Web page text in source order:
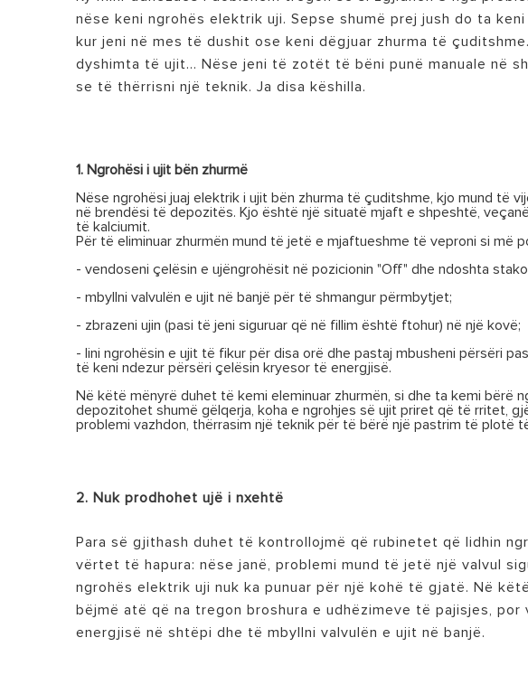
SMART HOME
nëse keni ngrohës elektrik uji. Sepse shumë prej jush do ta
kur jeni në mes të dushit ose keni dëgjuar zhurma të
dyshimta të ujit… Nëse jeni të zotët të bëni punë manuale në
se të thërrisni një teknik. Ja disa këshilla.
1. Ngrohësi i ujit bën zhurmë
Nëse ngrohësi juaj elektrik i ujit bën zhurma të çuditshme, kjo mund të
në brendësi të depozitës. Kjo është një situatë mjaft e shpeshtë,
të kalciumit.
Për të eliminuar zhurmën mund të jetë e mjaftueshme të veproni si më
- vendoseni çelësin e ujëngrohësit në pozicionin "Off" dhe ndoshta
- mbyllni valvulën e ujit në banjë për të shmangur përmbytjet;
- zbrazeni ujin (pasi të jeni siguruar që në fillim është ftohur) në një kovë;
- lini ngrohësin e ujit të fikur për disa orë dhe pastaj mbusheni përsëri
të keni ndezur përsëri çelësin kryesor të energjisë.
Në këtë mënyrë duhet të kemi eleminuar zhurmën, si dhe ta kemi bërë
depozitohet shumë gëlqerja, koha e ngrohjes së ujit priret që të rritet,
problemi vazhdon, thërrasim një teknik për të bërë një pastrim të plotë
2. Nuk prodhohet ujë i nxehtë
Para së gjithash duhet të kontrollojmë që rubinetet që lidhin
vërtet të hapura: nëse janë, problemi mund të jetë një valvul
ngrohës elektrik uji nuk ka punuar për një kohë të gjatë. Në
bëjmë atë që na tregon broshura e udhëzimeve të pajisjes,
energjisë në shtëpi dhe të mbyllni valvulën e ujit në banjë.